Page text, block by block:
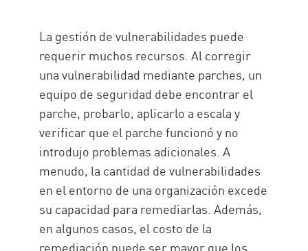
La gestión de vulnerabilidades puede
requerir muchos recursos. Al corregir
una vulnerabilidad mediante parches, un
equipo de seguridad debe encontrar el
parche, probarlo, aplicarlo a escala y
verificar que el parche funcionó y no
introdujo problemas adicionales. A
menudo, la cantidad de vulnerabilidades
en el entorno de una organización excede
su capacidad para remediarlas. Además,
en algunos casos, el costo de la
remediación puede ser mayor que los